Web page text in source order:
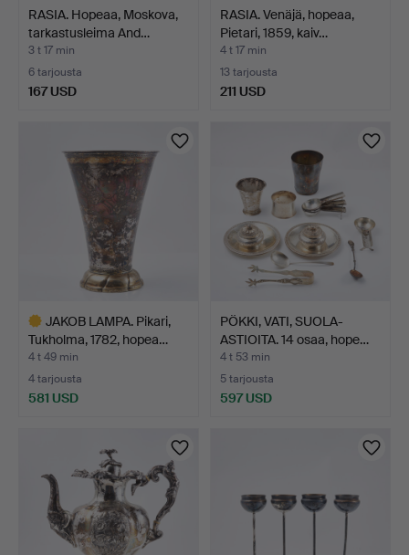
RASIA. Hopeaa, Moskova,
tarkastusleima And…
3 t 17 min
6 tarjousta
167 USD
RASIA. Venäjä, hopeaa,
Pietari, 1859, kaiv…
4 t 17 min
13 tarjousta
211 USD
JAKOB LAMPA. Pikari,
Tukholma, 1782, hopea…
4 t 49 min
4 tarjousta
581 USD
PÖKKI, VATI, SUOLA-
ASTIOITA. 14 osaa, hope…
4 t 53 min
5 tarjousta
597 USD